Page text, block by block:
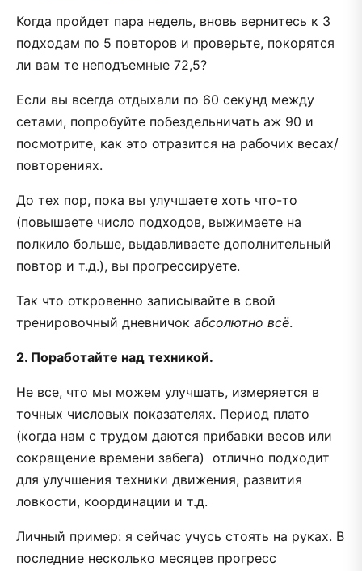
Когда пройдет пара недель, вновь вернитесь к 3
подходам по 5 повторов и проверьте, покорятся
ли вам те неподъемные 72,5?
Если вы всегда отдыхали по 60 секунд между
сетами, попробуйте побездельничать аж 90 и
посмотрите, как это отразится на рабочих весах/
повторениях.
До тех пор, пока вы улучшаете хоть что-то
(повышаете число подходов, выжимаете на
полкило больше, выдавливаете дополнительный
повтор и т.д.), вы прогрессируете.
Так что откровенно записывайте в свой
тренировочный дневничок абсолютно всё.
2. Поработайте над техникой.
Не все, что мы можем улучшать, измеряется в
точных числовых показателях. Период плато
(когда нам с трудом даются прибавки весов или
сокращение времени забега) отлично подходит
для улучшения техники движения, развития
ловкости, координации и т.д.
Личный пример: я сейчас учусь стоять на руках. В
последние несколько месяцев прогресс